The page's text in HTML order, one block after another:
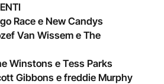
Race e New Candys
Van Wissem e The
Winstons e Tess Parks
Gibbons e freddie Murphy